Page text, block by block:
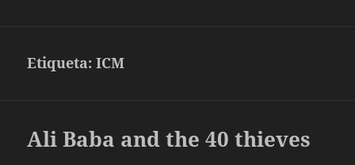
Etiqueta:ICM
Ali Baba and the 40 thieves